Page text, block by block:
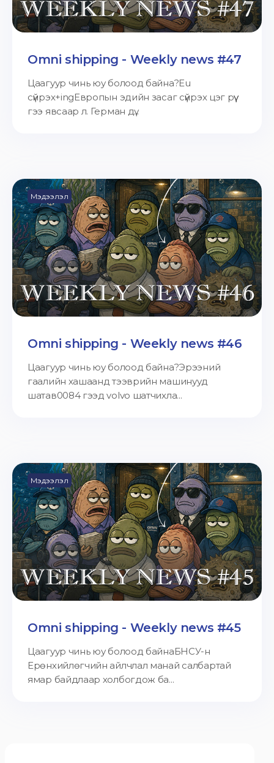
Omni shipping - Weekly news #47
Цаагуур чинь юу болоод байна?Eu
сүйрэх+ingЕвропын эдийн засаг сүйрэх цэг рүү
гээ явсаар л. Герман дү...
Мэдээлэл
Omni shipping - Weekly news #46
Цаагуур чинь юу болоод байна?Эрээний
гаалийн хашаанд тээврийн машинууд
шатав0084 гээд volvo шатчихла...
Мэдээлэл
Omni shipping - Weekly news #45
Цаагуур чинь юу болоод байнаБНСУ-н
Ерөнхийлөгчийн айлчлал манай салбартай
ямар байдлаар холбогдож ба...